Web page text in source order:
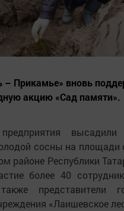
– Прикамье» вновь
акцию «Сад памяти».
предприятия
сосны на площади
районе Республики
более 40
представители
«Лаишевское